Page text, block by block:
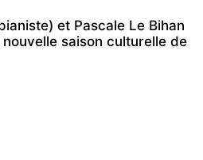
et Pascale Le Bihan
saison culturelle de